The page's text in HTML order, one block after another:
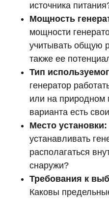
источника
Мощность
мощности
учитывать общую
также ее
Тип
генератор
или на природном
варианта есть
Место установки:
устанавливать
располагаться
снаружи?
Требования к
Каковы